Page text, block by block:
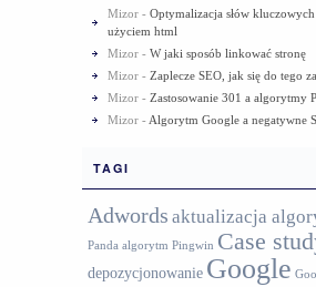
Mizor - Optymalizacja słów
użyciem html
Mizor - W jaki sposób linkować stronę
Mizor - Zaplecze SEO, jak się do tego
Mizor - Zastosowanie 301 a algorytmy
Mizor - Algorytm Google a negatywne
TAGI
Adwords aktualizacja
Panda algorytm Pingwin Case
depozycjonowanie Google